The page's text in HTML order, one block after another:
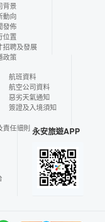
背景
動向
發佈
位置
招聘及發展
政策
航班資料
航空公司資料
惡劣天氣通知
簽證及入境須知
責任細則 永安旅遊APP